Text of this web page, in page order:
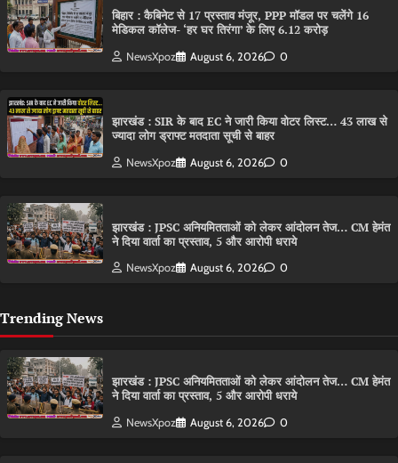
बिहार : कैबिनेट से 17 प्रस्ताव मंजूर, PPP मॉडल पर चलेंगे 16
मेडिकल कॉलेज- ‘हर घर तिरंगा’ के लिए 6.12 करोड़
NewsXpoz August 6, 2026 0
झारखंड : SIR के बाद EC ने जारी किया वोटर लिस्ट… 43 लाख से
ज्यादा लोग ड्राफ्ट मतदाता सूची से बाहर
NewsXpoz August 6, 2026 0
झारखंड : JPSC अनियमितताओं को लेकर आंदोलन तेज… CM हेमंत
ने दिया वार्ता का प्रस्ताव, 5 और आरोपी धराये
NewsXpoz August 6, 2026 0
Trending News
झारखंड : JPSC अनियमितताओं को लेकर आंदोलन तेज… CM हेमंत
ने दिया वार्ता का प्रस्ताव, 5 और आरोपी धराये
NewsXpoz August 6, 2026 0